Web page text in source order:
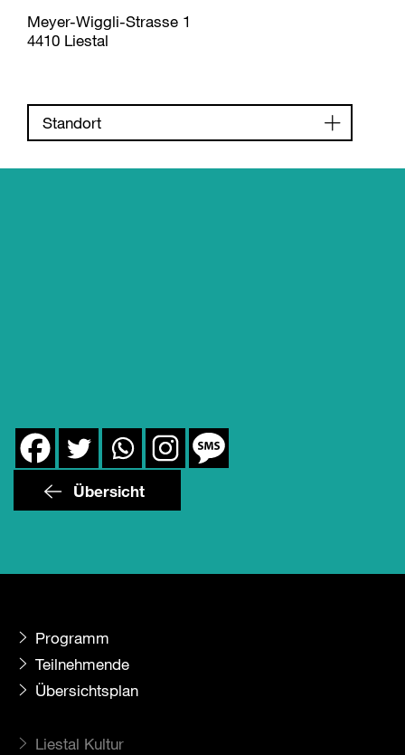
Meyer-Wiggli-Strasse 1
4410 Liestal
Standort
Übersicht
Programm
Teilnehmende
Übersichtsplan
Liestal Kultur